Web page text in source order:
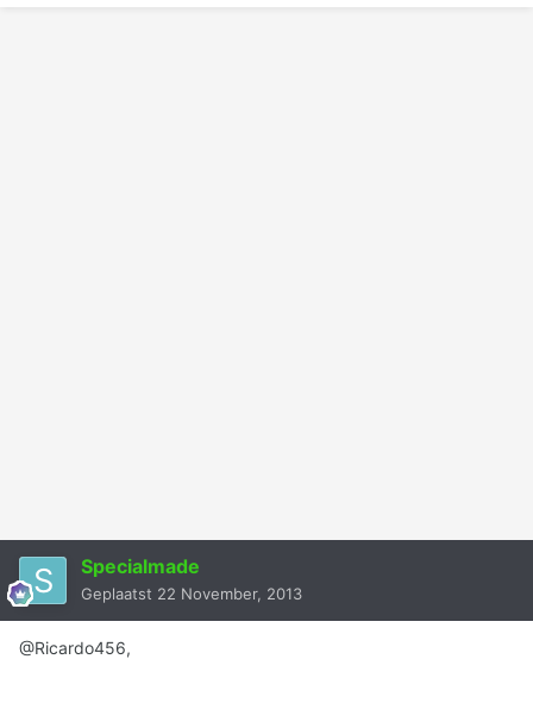
Specialmade
Geplaatst 22 November, 2013
@Ricardo456,